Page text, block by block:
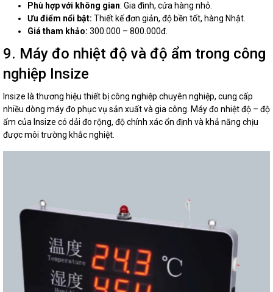
Phù hợp với không gian: Gia đình, cửa hàng nhỏ.
Ưu điểm nổi bật: Thiết kế đơn giản, độ bền tốt, hàng Nhật.
Giá tham khảo: 300.000 – 800.000đ.
9. Máy đo nhiệt độ và độ ẩm trong công
nghiệp Insize
Insize là thương hiệu thiết bị công nghiệp chuyên nghiệp, cung cấp
nhiều dòng máy đo phục vụ sản xuất và gia công. Máy đo nhiệt độ – độ
ẩm của Insize có dải đo rộng, độ chính xác ổn định và khả năng chịu
được môi trường khắc nghiệt.